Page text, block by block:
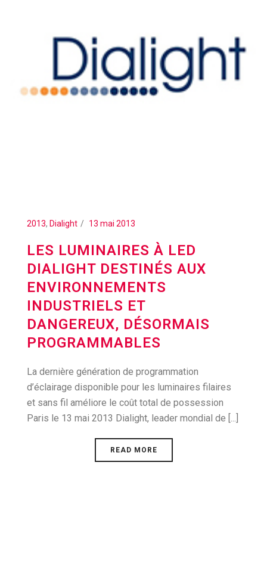
2013, Dialight 13 mai 2013
LES LUMINAIRES À LED
DIALIGHT DESTINÉS AUX
ENVIRONNEMENTS
INDUSTRIELS ET
DANGEREUX, DÉSORMAIS
PROGRAMMABLES
La dernière génération de programmation
d’éclairage disponible pour les luminaires filaires
et sans fil améliore le coût total de possession
Paris le 13 mai 2013 Dialight, leader mondial de [...]
READ MORE